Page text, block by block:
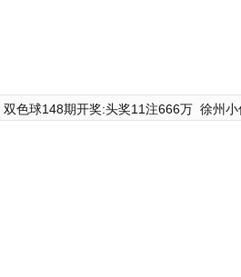
双色球148期开奖:头奖11注666万 徐州